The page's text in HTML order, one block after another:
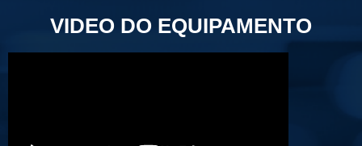
VIDEO DO EQUIPAMENTO